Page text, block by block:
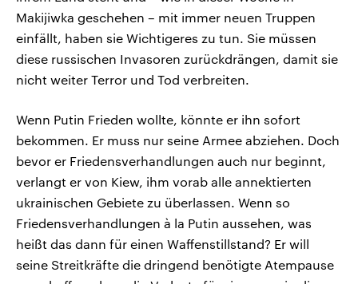
Makijiwka geschehen – mit immer neuen Truppen
einfällt, haben sie Wichtigeres zu tun. Sie müssen
diese russischen Invasoren zurückdrängen, damit sie
nicht weiter Terror und Tod verbreiten.
Wenn Putin Frieden wollte, könnte er ihn sofort
bekommen. Er muss nur seine Armee abziehen. Doch
bevor er Friedensverhandlungen auch nur beginnt,
verlangt er von Kiew, ihm vorab alle annektierten
ukrainischen Gebiete zu überlassen. Wenn so
Friedensverhandlungen à la Putin aussehen, was
heißt das dann für einen Waffenstillstand? Er will
seine Streitkräfte die dringend benötigte Atempause